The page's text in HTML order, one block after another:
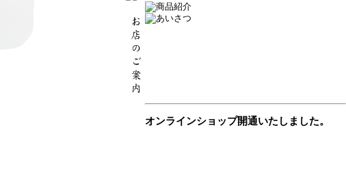
オンラインショップ開通いたしました。